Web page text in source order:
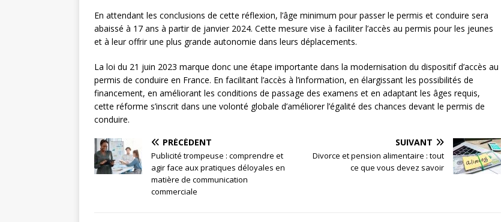
En attendant les conclusions de cette réflexion, l’âge minimum pour passer le permis et conduire sera
abaissé à 17 ans à partir de janvier 2024. Cette mesure vise à faciliter l’accès au permis pour les jeunes
et à leur offrir une plus grande autonomie dans leurs déplacements.
La loi du 21 juin 2023 marque donc une étape importante dans la modernisation du dispositif d’accès au
permis de conduire en France. En facilitant l’accès à l’information, en élargissant les possibilités de
financement, en améliorant les conditions de passage des examens et en adaptant les âges requis,
cette réforme s’inscrit dans une volonté globale d’améliorer l’égalité des chances devant le permis de
conduire.
PRÉCÉDENT
Publicité trompeuse : comprendre et
agir face aux pratiques déloyales en
matière de communication
commerciale
SUIVANT
Divorce et pension alimentaire : tout
ce que vous devez savoir